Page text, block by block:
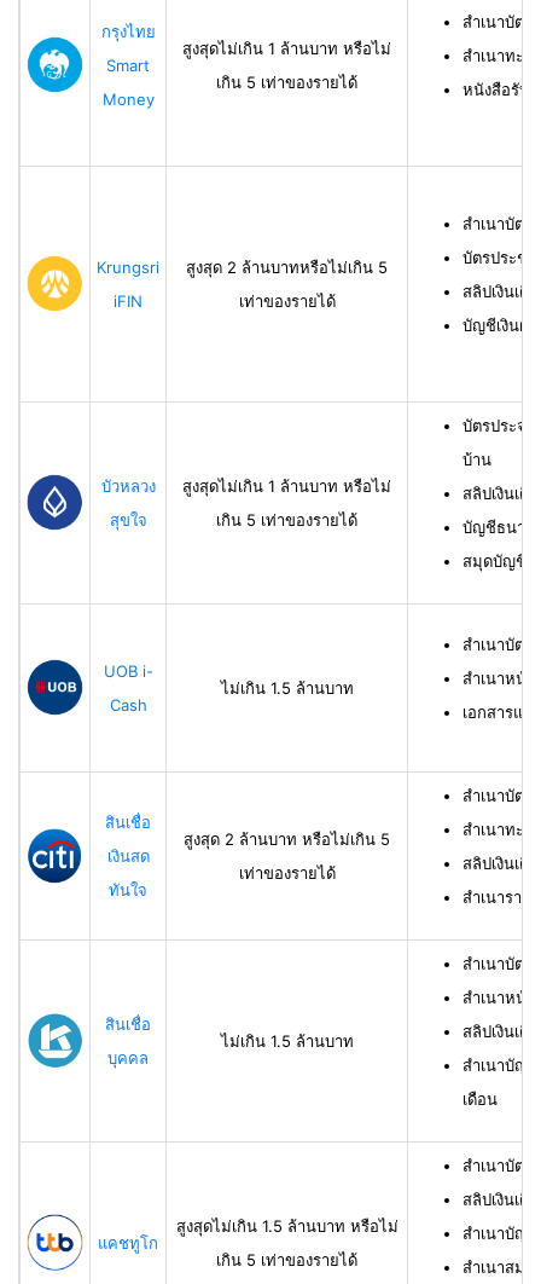
กรุงไทย
Smart
Money
สูงสุดไม่เกิน 1 ล้านบาท หรือไม่
เกิน 5 เท่าของรายได้
สำเนาบัตร
สำเนาทะเ
หนังสือรับร
Krungsri
iFIN
สูงสุด 2 ล้านบาทหรือไม่เกิน 5
เท่าของรายได้
สำเนาบัตร
บัตรประช
สลิปเงินเดื
บัญชีเงินฝา
บัวหลวง
สุขใจ
สูงสุดไม่เกิน 1 ล้านบาท หรือไม่
เกิน 5 เท่าของรายได้
บัตรประจำ
บ้าน
สลิปเงินเดื
บัญชีธนาคา
สมุดบัญชีธ
UOB i-
Cash
ไม่เกิน 1.5 ล้านบาท
สำเนาบัตร
สำเนาหน้
เอกสารแส
สินเชื่อ
เงินสด
ทันใจ
สูงสุด 2 ล้านบาท หรือไม่เกิน 5
เท่าของรายได้
สำเนาบัตร
สำเนาทะเ
สลิปเงินเดื
สำเนาราย
สินเชื่อ
บุคคล
ไม่เกิน 1.5 ล้านบาท
สำเนาบัตร
สำเนาหน้
สลิปเงินเดื
สำเนาบัญชี
เดือน
แคชทูโก
สูงสุดไม่เกิน 1.5 ล้านบาท หรือไม่
เกิน 5 เท่าของรายได้
สำเนาบัตร
สลิปเงินเดื
สำเนาบัญ
สำเนาสมุด